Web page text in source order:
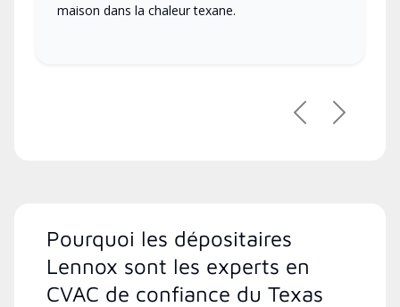
maison dans la chaleur texane.
PrécédentSuivant
Pourquoi les dépositaires
Lennox sont les experts en
CVAC de confiance du Texas